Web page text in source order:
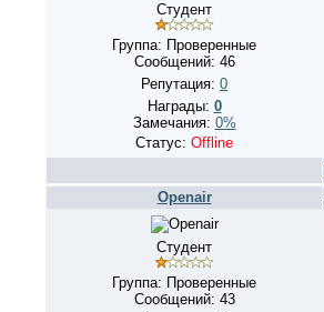
Студент
Группа: Проверенные
Сообщений: 46
Репутация: 0
Награды: 0
Замечания: 0%
Статус: Offline
Openair
Студент
Группа: Проверенные
Сообщений: 43